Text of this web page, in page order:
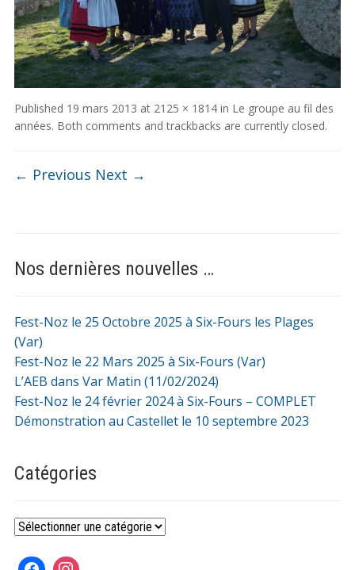
Published 19 mars 2013 at 2125 × 1814in Le groupe au fil des
années. Both comments and trackbacks are currently closed.
← Previous Next →
Nos dernières nouvelles …
Fest-Noz le 25 Octobre 2025 à Six-Fours les Plages
(Var)
Fest-Noz le 22 Mars 2025 à Six-Fours (Var)
L’AEB dans Var Matin (11/02/2024)
Fest-Noz le 24 février 2024 à Six-Fours – COMPLET
Démonstration au Castellet le 10 septembre 2023
Catégories
Catégories